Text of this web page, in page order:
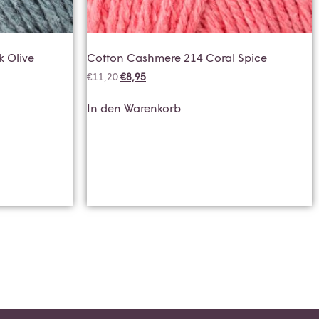
Olive Cotton Cashmere 214 Coral Spice
€11,20€8,95
In den Warenkorb